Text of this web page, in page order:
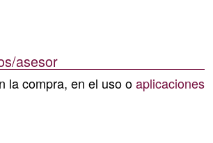
asesor
la compra, en el uso oaplicaciones